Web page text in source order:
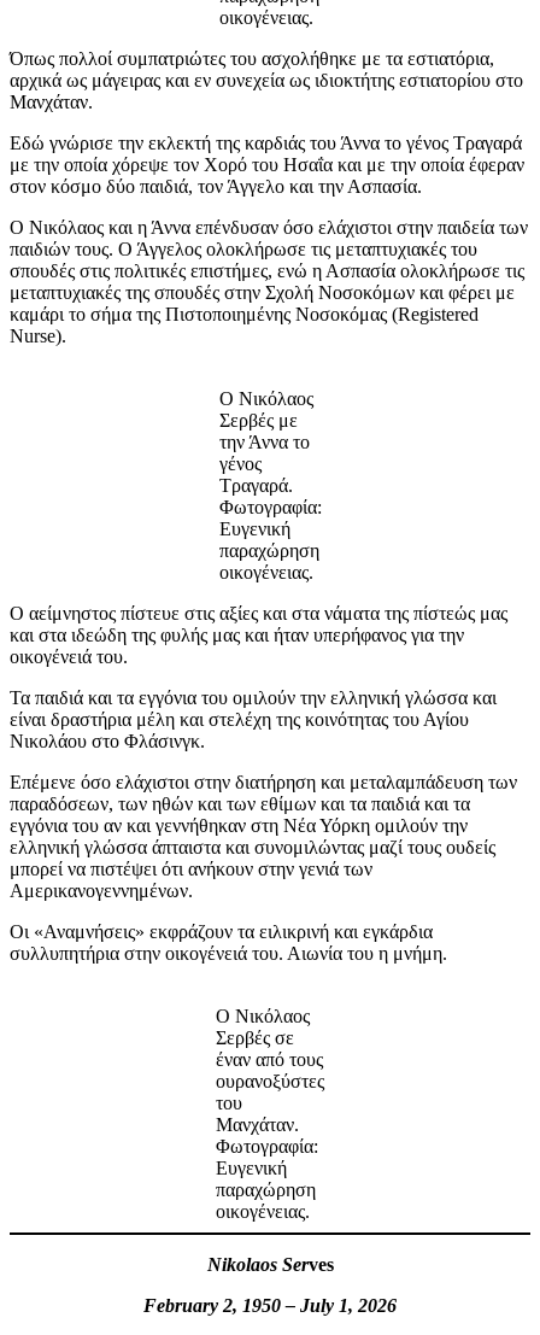
οικογένειας.
Όπως πολλοί συμπατριώτες του ασχολήθηκε με τα εστιατόρια,
αρχικά ως μάγειρας και εν συνεχεία ως ιδιοκτήτης εστιατορίου στο
Μανχάταν.
Εδώ γνώρισε την εκλεκτή της καρδιάς του Άννα το γένος Τραγαρά
με την οποία χόρεψε τον Χορό του Ησαΐα και με την οποία έφεραν
στον κόσμο δύο παιδιά, τον Άγγελο και την Ασπασία.
Ο Νικόλαος και η Άννα επένδυσαν όσο ελάχιστοι στην παιδεία των
παιδιών τους. Ο Άγγελος ολοκλήρωσε τις μεταπτυχιακές του
σπουδές στις πολιτικές επιστήμες, ενώ η Ασπασία ολοκλήρωσε τις
μεταπτυχιακές της σπουδές στην Σχολή Νοσοκόμων και φέρει με
καμάρι το σήμα της Πιστοποιημένης Νοσοκόμας (Registered
Nurse).
Ο Νικόλαος
Σερβές με
την Άννα το
γένος
Τραγαρά.
Φωτογραφία:
Ευγενική
παραχώρηση
οικογένειας.
Ο αείμνηστος πίστευε στις αξίες και στα νάματα της πίστεώς μας
και στα ιδεώδη της φυλής μας και ήταν υπερήφανος για την
οικογένειά του.
Τα παιδιά και τα εγγόνια του ομιλούν την ελληνική γλώσσα και
είναι δραστήρια μέλη και στελέχη της κοινότητας του Αγίου
Νικολάου στο Φλάσινγκ.
Επέμενε όσο ελάχιστοι στην διατήρηση και μεταλαμπάδευση των
παραδόσεων, των ηθών και των εθίμων και τα παιδιά και τα
εγγόνια του αν και γεννήθηκαν στη Νέα Υόρκη ομιλούν την
ελληνική γλώσσα άπταιστα και συνομιλώντας μαζί τους ουδείς
μπορεί να πιστέψει ότι ανήκουν στην γενιά των
Αμερικανογεννημένων.
Οι «Αναμνήσεις» εκφράζουν τα ειλικρινή και εγκάρδια
συλλυπητήρια στην οικογένειά του. Αιωνία του η μνήμη.
Ο Νικόλαος
Σερβές σε
έναν από τους
ουρανοξύστες
του
Μανχάταν.
Φωτογραφία:
Ευγενική
παραχώρηση
οικογένειας.
Nikolaos Serves
February 2, 1950 – July 1, 2026